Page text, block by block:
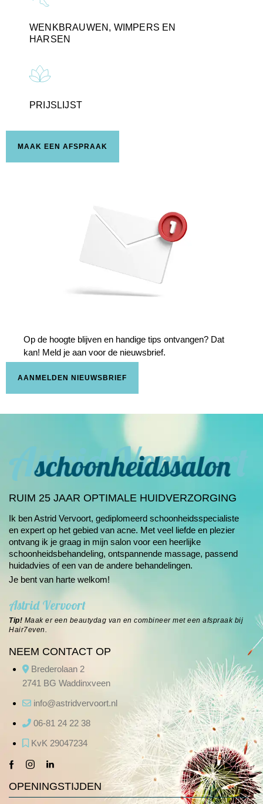
WENKBRAUWEN, WIMPERS EN
HARSEN
PRIJSLIJST
MAAK EEN AFSPRAAK
Op de hoogte blijven en handige tips ontvangen? Dat
kan! Meld je aan voor de nieuwsbrief.
AANMELDEN NIEUWSBRIEF
RUIM 25 JAAR OPTIMALE HUIDVERZORGING
Ik ben Astrid Vervoort, gediplomeerd schoonheids­specialiste
en expert op het gebied van acne. Met veel liefde en plezier
ontvang ik je graag in mijn salon voor een heerlijke
schoonheids­behandeling, ontspannende massage, passend
huidadvies of een van de andere behandelingen.
Je bent van harte welkom!
Astrid Vervoort
Tip! Maak er een beautydag van en combineer met een afspraak bij
Hair7even.
NEEM CONTACT OP
Brederolaan 2
2741 BG Waddinxveen
info@astridvervoort.nl
06-81 24 22 38
KvK 29047234
facebook-
instagramlinkedin
OPENINGSTIJDEN